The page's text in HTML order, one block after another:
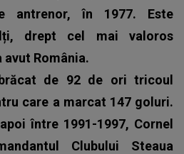
în 1977. Este
drept cel mai valoros
România.
de 92 de ori tricoul
care a marcat 147 goluri.
între 1991-1997, Cornel
Clubului Steaua